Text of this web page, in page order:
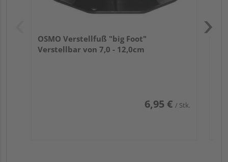
OSMO Verstellfuß "big Foot"
Verstellbar von 7,0 - 12,0cm
6,95 € / Stk.